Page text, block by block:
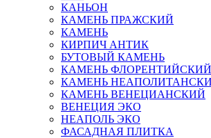
КАНЬОН
КАМЕНЬ ПРАЖСКИЙ
КАМЕНЬ
КИРПИЧ АНТИК
БУТОВЫЙ КАМЕНЬ
КАМЕНЬ ФЛОРЕНТИЙСКИЙ
КАМЕНЬ
КАМЕНЬ ВЕНЕЦИАНСКИЙ
ВЕНЕЦИЯ ЭКО
НЕАПОЛЬ ЭКО
ФАСАДНАЯ ПЛИТКА